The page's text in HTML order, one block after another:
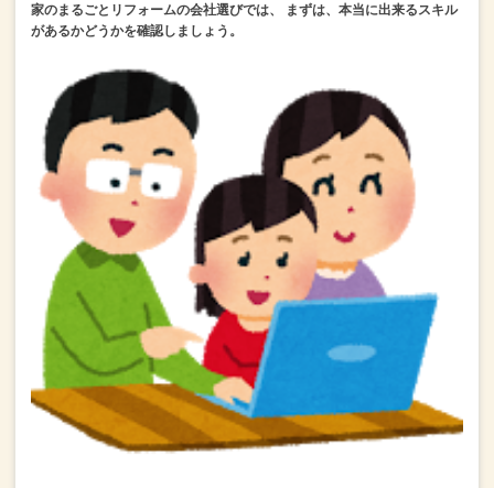
家のまるごとリフォームの会社選びでは、
まずは、本当に出来るスキル
があるかどうかを確認しましょう。